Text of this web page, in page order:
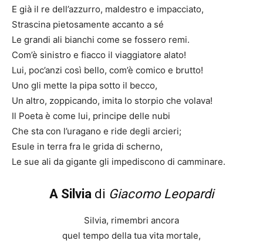
E già il re dell’azzurro, maldestro e impacciato,
Strascina pietosamente accanto a sé
Le grandi ali bianchi come se fossero remi.
Com’è sinistro e fiacco il viaggiatore alato!
Lui, poc’anzi così bello, com’è comico e brutto!
Uno gli mette la pipa sotto il becco,
Un altro, zoppicando, imita lo storpio che volava!
Il Poeta è come lui, principe delle nubi
Che sta con l’uragano e ride degli arcieri;
Esule in terra fra le grida di scherno,
Le sue ali da gigante gli impediscono di camminare.
A Silvia di Giacomo Leopardi
Silvia, rimembri ancora
quel tempo della tua vita mortale,